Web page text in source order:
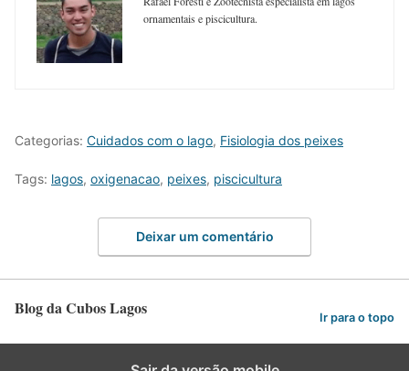
ornamentais e piscicultura.
Categorias: Cuidados com o lago, Fisiologia dos peixes
Tags: lagos, oxigenacao, peixes, piscicultura
Deixar um comentário
Blog da Cubos Lagos Ir para o topo